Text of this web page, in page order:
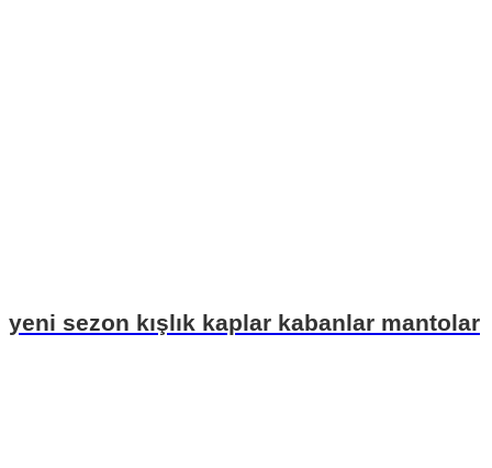
yeni sezon kışlık kaplar kabanlar mantolar